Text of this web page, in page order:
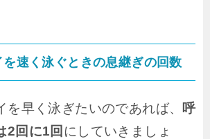
速く泳ぐときの息継ぎの回数
を早く泳ぎたいのであれば、
呼
2回に1回 にしていきましょ